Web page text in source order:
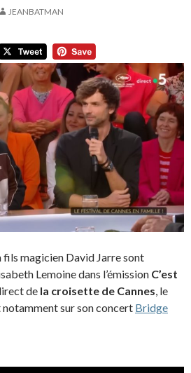
JEANBATMAN
fils magicien David Jarre sont
Lemoine dans l’émission C’est
de la croisette de Cannes, le
sur son concert Bridge